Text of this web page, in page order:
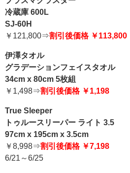
冷蔵庫 600L
SJ-60H
￥121,800⇒割引後価格 ￥113,800
伊澤タオル
グラデーションフェイスタオル
34cm x 80cm 5枚組
￥1,498⇒割引後価格 ￥1,198
True Sleeper
トゥルースリーパー ライト 3.5
97cm x 195cm x 3.5cm
￥8,998⇒割引後価格 ￥7,198
6/21～6/25